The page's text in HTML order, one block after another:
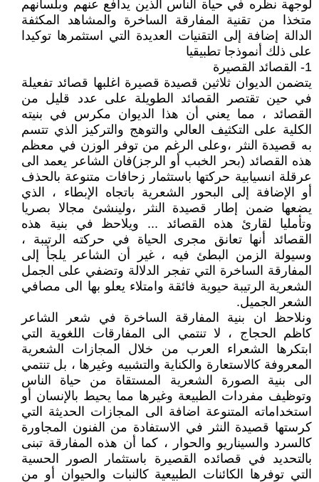
لوجهة نظره في حياة الناس الذين يدافع عنهم وبلسانهم
متخذا من تقنية المفارقة الساخرة والمشاهد المكثفة
الدالة إضافة إلى التقنيات العديدة التي استثمرها توكيدا
على ذلك أنموذجا تطبيقيا
1- القصائد القصيرة
يتضمن الديوان ثلاثين قصيدة قصيرة اغلبها قصائد تفعيلة
في حين تقتصر القصائد الطويلة على عدد قليل من
القصائد ، مما يعني أن هذا الديوان مكرس في بنيته
الكلية على التكثيف العالي والتوهج والتركيز الذي تتسم
به قصيدة النثر ،وعلى الرغم من توفر الوزن في معظم
هذه القصائد (بحر الخبب أو الرجز)فان الشاعر يعمد الى
عرقلة انسيابية حركتها باستثمار زحافات متنوعة بالحذف
أو الإضافة إلى البحور الشعرية باتجاه الإبطاء ، الذي
يضعها ضمن إطار قصيدة النثر ،ولينشئ مجالا بصريا
وتأمليا لقارئ هذه القصائد ... ويلاحظ في بنية هذه
القصائد أنها تعانق مجرى الحياة في حركته الرتيبة ،
وسيولة الزمن البطئ فيه ، غير أن الشاعر يلجأ إلى
المفارقة الساخرة التي تفجر الدلالة وتضفي على الجمل
الشعرية الرتيبة حيوية فائقة وامتلاء يعلو بها الى مصافي
الشعر الجميل.
ونلاحظ ان بنية المفارقة الساخرة في شعر الشاعر
كاظم الحجاج ، لا تنتمي الى المفارقات اللغوية التي
ابتكرها الشعراء العرب من خلال المجازات الشعرية
المعروفة كالاستعارة والكناية والتشبيه وغيرها ، بل تنتمي
الى بنية الصورة الشعرية المستقاة من حياة الناس
وتوظيف مفردات الطبيعة وغيرها مما يحيط بالإنسان أو
استخداماته المتنوعة اضافة الى المجازات الحديثة التي
كرستها قصيدة النثر في الاستفادة من الفنون المجاورة
كالسرد والسيناريو والحوار ، كما أن هذه المفارقة تبنى
بالتحديد في قصائده القصيرة باستثمار الصور الحسية
التي توفرها الكائنات الطبيعية كالنبات والحيوان أو من